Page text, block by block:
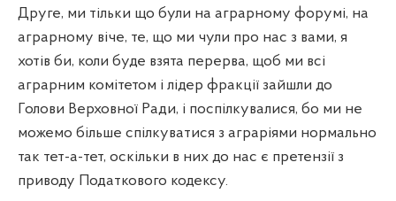
Друге, ми тільки що були на аграрному форумі, на
аграрному віче, те, що ми чули про нас з вами, я
хотів би, коли буде взята перерва, щоб ми всі
аграрним комітетом і лідер фракції зайшли до
Голови Верховної Ради, і поспілкувалися, бо ми не
можемо більше спілкуватися з аграріями нормально
так тет-а-тет, оскільки в них до нас є претензії з
приводу Податкового кодексу.